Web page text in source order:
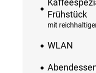
Frühstück
mit
WLAN